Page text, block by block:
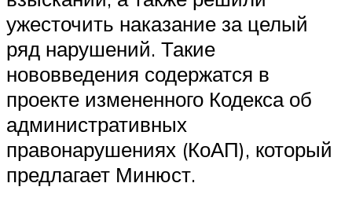
ужесточить наказание за целый
ряд нарушений. Такие
нововведения содержатся в
проекте измененного Кодекса об
административных
правонарушениях (КоАП), который
предлагает Минюст.